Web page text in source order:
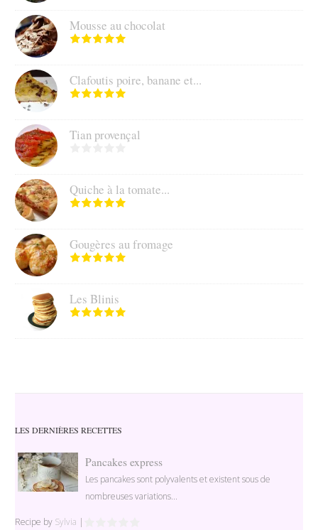
Mousse au chocolat
Clafoutis poire, banane et...
Tian provençal
Quiche à la tomate...
Gougères au fromage
Les Blinis
LES DERNIÈRES RECETTES
Pancakes express
Les pancakes sont polyvalents et existent sous de
nombreuses variations...
Recipe by Sylvia |